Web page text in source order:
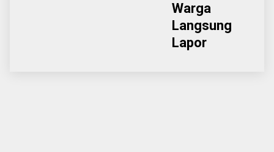
Warga
Langsung
Lapor